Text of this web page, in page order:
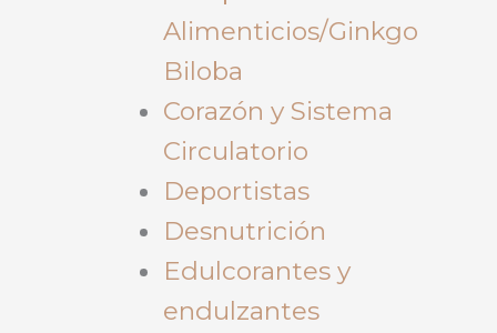
Alimenticios/Ginkgo
Biloba
Corazón y Sistema
Circulatorio
Deportistas
Desnutrición
Edulcorantes y
endulzantes